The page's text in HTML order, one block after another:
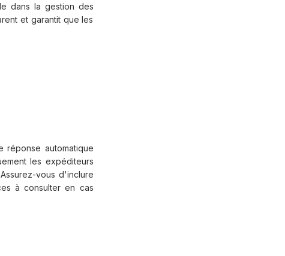
dans la gestion des
et garantit que les
réponse automatique
les expéditeurs
vous d'inclure
à consulter en cas